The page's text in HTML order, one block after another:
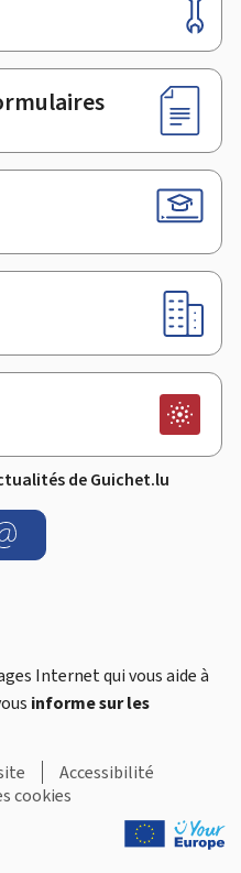
de Guichet.lu
Internet qui vous aide à
informe sur les
Accessibilité
cookies